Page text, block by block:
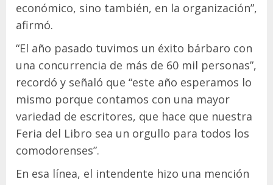
económico, sino también, en la organización”,
afirmó.
“El año pasado tuvimos un éxito bárbaro con
una concurrencia de más de 60 mil personas”,
recordó y señaló que “este año esperamos lo
mismo porque contamos con una mayor
variedad de escritores, que hace que nuestra
Feria del Libro sea un orgullo para todos los
comodorenses”.
En esa línea, el intendente hizo una mención